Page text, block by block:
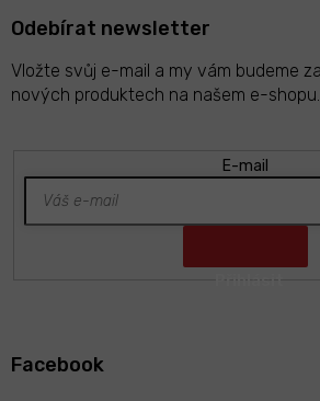
Odebírat newsletter
Vložte svůj e-mail a my vám budeme
nových produktech na našem e-shopu.
E-mail
Facebook